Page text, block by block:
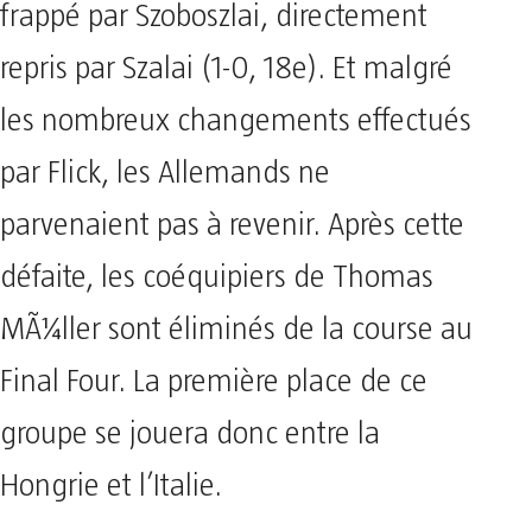
frappé par Szoboszlai, directement
repris par Szalai (1-0, 18e). Et malgré
les nombreux changements effectués
par Flick, les Allemands ne
parvenaient pas à revenir. Après cette
défaite, les coéquipiers de Thomas
MÃ¼ller sont éliminés de la course au
Final Four. La première place de ce
groupe se jouera donc entre la
Hongrie et l’Italie.